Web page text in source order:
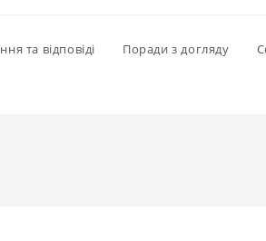
та відповіді Поради з догляду